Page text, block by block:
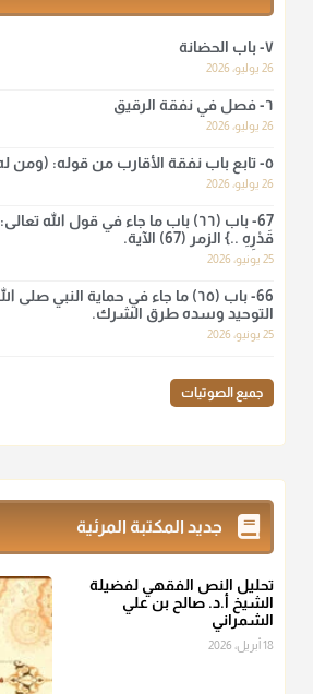
لا أعلم لدعاء ختم القرآن في الصلاة أصلاً
الرسول صلى الله عليه وسلّم، ولا من
منذ 3 شهر
أ.د. صالح الشمراني
نرى اليوم بأبصارنا بعض ما رأى العلماء
لهم سعي إلا في هدم الإسلام و نقض
كلها سود" ابن تيمية.
أ.د. صالح الشمراني
المعتدلين غير مقبوضتين ولا مبسوطتين أربع
أو التمر أو اللحم
منذ 3 شهر
٧- باب الحضانة
26 يوليو، 2026
٦- فصل في نفقة الرقيق
26 يوليو، 2026
٥- تابع باب نفقة الأقارب من قوله: (ومن له وارث غير أب).
26 يوليو، 2026
67- باب (٦٦) باب ما جاء في قول الله
قَدْرِهِ ..} الزمر (67) الآية.
25 يونيو، 2026
66- باب (٦٥) ما جاء في حماية النبي
التوحيد وسده طرق الشرك.
25 يونيو، 2026
جميع الصوتيات
جديد المكتبة المرئية
تحليل النص الفقهي لفضيلة
الشيخ أ.د. صالح بن علي
الشمراني
18 أبريل، 2026